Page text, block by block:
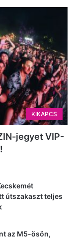
KIKAPCS
jegyet VIP-
útszakaszt teljes
az M5-ösön,